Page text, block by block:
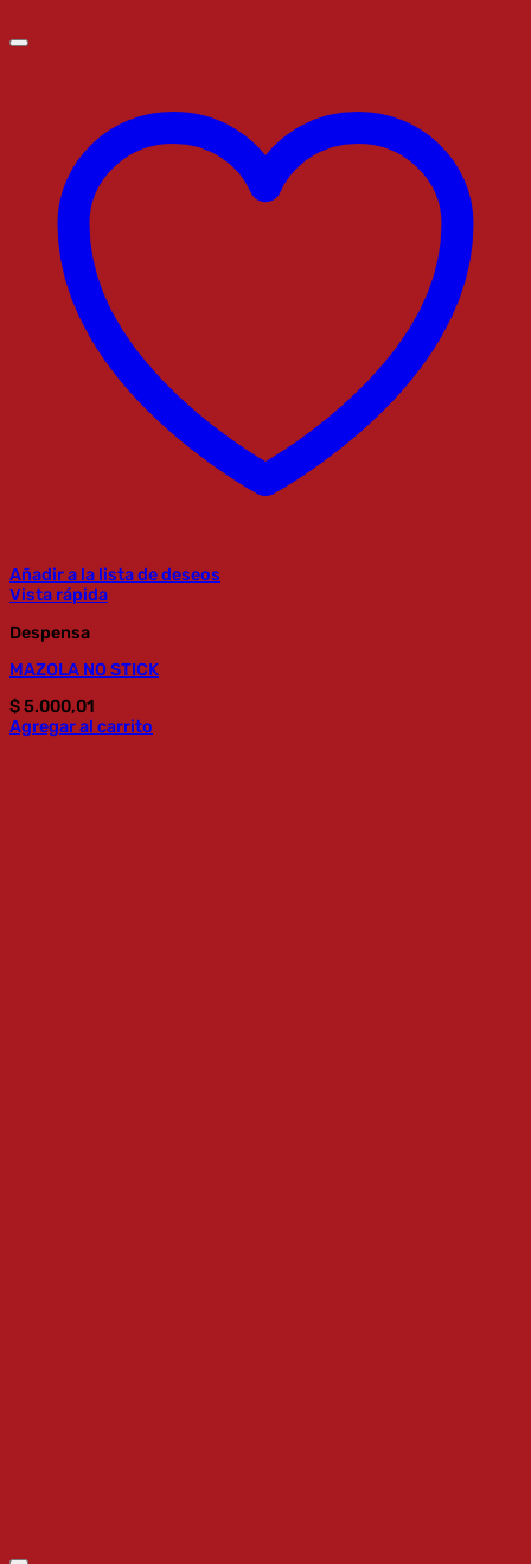
Añadir a la lista de deseos
Vista rápida
Despensa
MAZOLA NO STICK
$5.000,01
Agregar al carrito